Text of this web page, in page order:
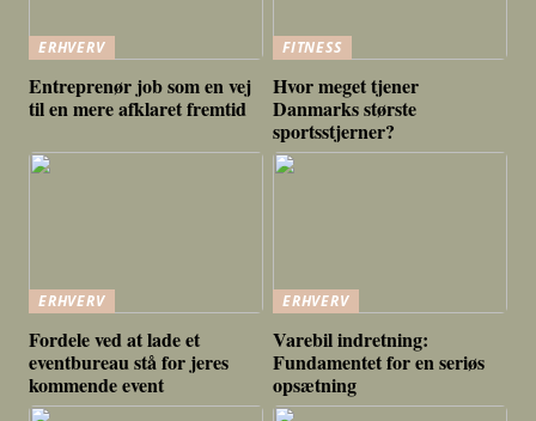
ERHVERV
Entreprenør job som en vej
til en mere afklaret fremtid
FITNESS
Hvor meget tjener
Danmarks største
sportsstjerner?
ERHVERV
Fordele ved at lade et
eventbureau stå for jeres
kommende event
ERHVERV
Varebil indretning:
Fundamentet for en seriøs
opsætning